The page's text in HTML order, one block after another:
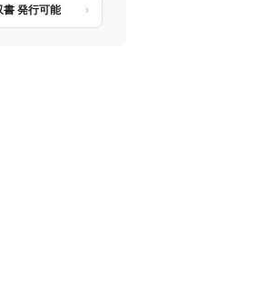
書 発行可能